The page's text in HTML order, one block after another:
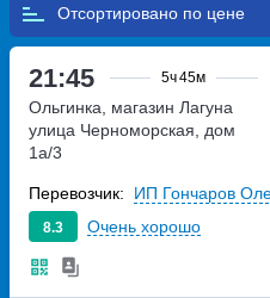
Отсортировано по
21:45 5ч45м
Ольгинка, магазин Лагуна
улица Черноморская, дом
1а/3
8.3 Очень хорошо
Перевозчик: ИП Гончаров